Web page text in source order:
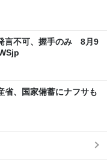
言不可、握手のみ 8月9
、国家備蓄にナフサも